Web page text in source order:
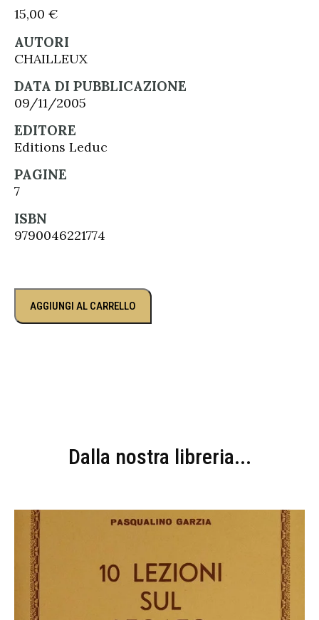
15,00 €
AUTORI
CHAILLEUX
DATA DI PUBBLICAZIONE
09/11/2005
EDITORE
Editions Leduc
PAGINE
7
ISBN
9790046221774
AGGIUNGI AL CARRELLO
Dalla nostra libreria...